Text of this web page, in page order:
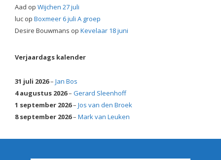
Aad op Wijchen 27 juli
luc op Boxmeer 6 juli A groep
Desire Bouwmans op Kevelaar 18 juni
Verjaardags kalender
31 juli 2026– Jan Bos
4 augustus 2026– Gerard Sleenhoff
1 september 2026– Jos van den Broek
8 september 2026– Mark van Leuken